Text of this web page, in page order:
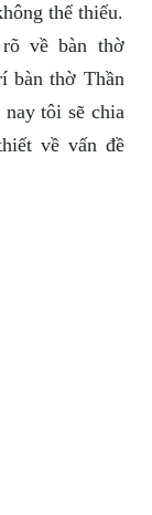
thể thiếu.
về bàn thờ
bàn thờ Thần
tôi sẽ chia
về vấn đề